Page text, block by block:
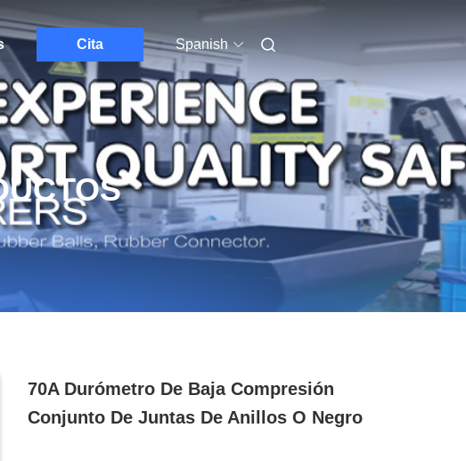
Cita Spanish
70A Durómetro De Baja Compresión
Conjunto De Juntas De Anillos O Negro